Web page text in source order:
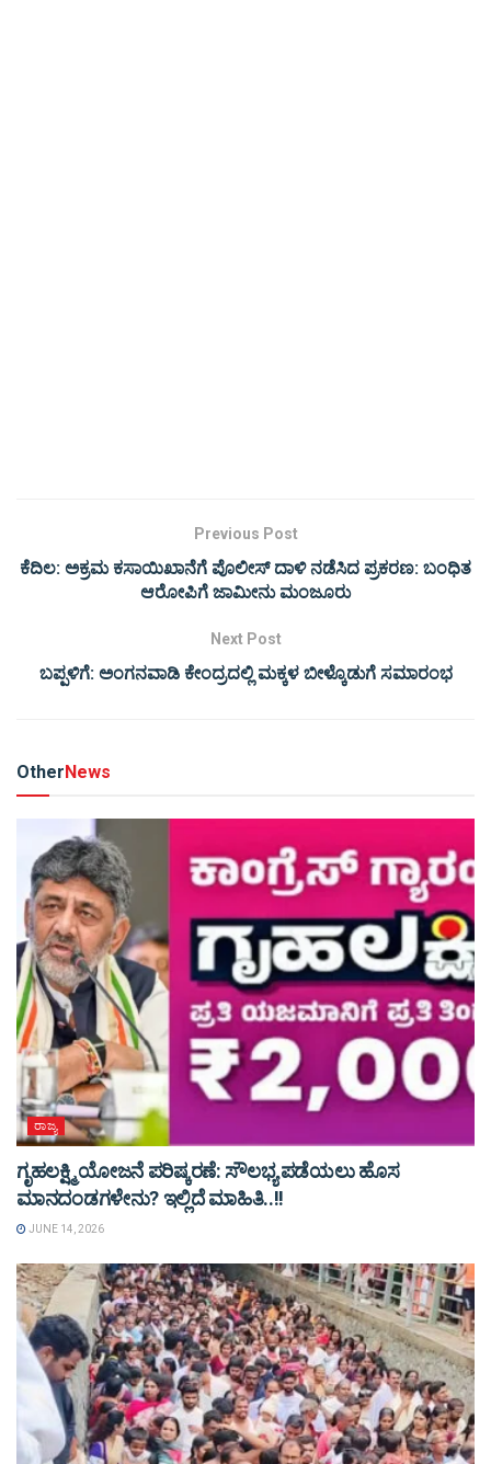
Previous Post
ಕೆದಿಲ: ಅಕ್ರಮ ಕಸಾಯಿಖಾನೆಗೆ ಪೊಲೀಸ್ ದಾಳಿ ನಡೆಸಿದ ಪ್ರಕರಣ: ಬಂಧಿತ
ಆರೋಪಿಗೆ ಜಾಮೀನು ಮಂಜೂರು
Next Post
ಬಪ್ಪಳಿಗೆ: ಅಂಗನವಾಡಿ ಕೇಂದ್ರದಲ್ಲಿ ಮಕ್ಕಳ ಬೀಳ್ಕೊಡುಗೆ ಸಮಾರಂಭ
OtherNews
ರಾಜ್ಯ
ಗೃಹಲಕ್ಷ್ಮಿ ಯೋಜನೆ ಪರಿಷ್ಕರಣೆ: ಸೌಲಭ್ಯ ಪಡೆಯಲು ಹೊಸ
ಮಾನದಂಡಗಳೇನು? ಇಲ್ಲಿದೆ ಮಾಹಿತಿ..!!
JUNE 14, 2026